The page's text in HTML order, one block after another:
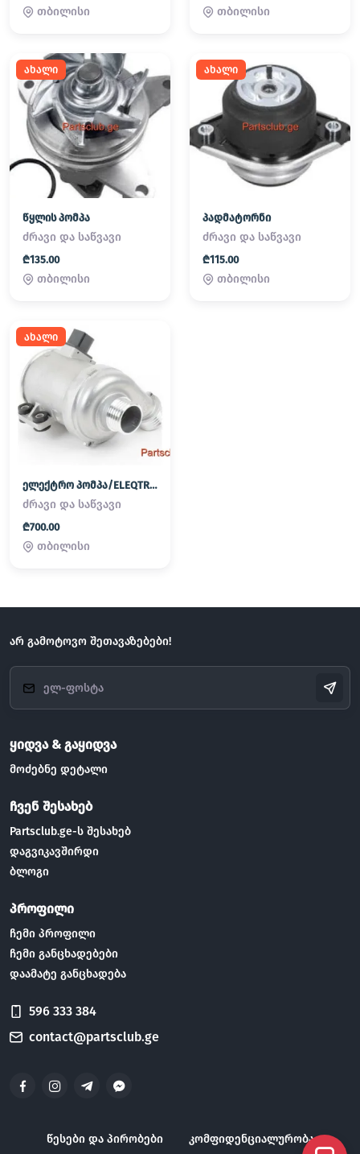
თბილისი თბილისი
ახალი
წყლის პომპა
ძრავი და საწვავი
₾135.00
თბილისი
ახალი
პადმატორნი
ძრავი და საწვავი
₾115.00
თბილისი
ახალი
ელექტრო პომპა/ELEQTRO POMPA
ძრავი და საწვავი
₾700.00
თბილისი
არ გამოტოვო შეთავაზებები!
ყიდვა & გაყიდვა
მოძებნე დეტალი
ჩვენ შესახებ
Partsclub.ge-ს შესახებ
დაგვიკავშირდი
ბლოგი
პროფილი
ჩემი პროფილი
ჩემი განცხადებები
დაამატე განცხადება
596 333 384
contact@partsclub.ge
წესები და პირობები კომფიდენციალურობა